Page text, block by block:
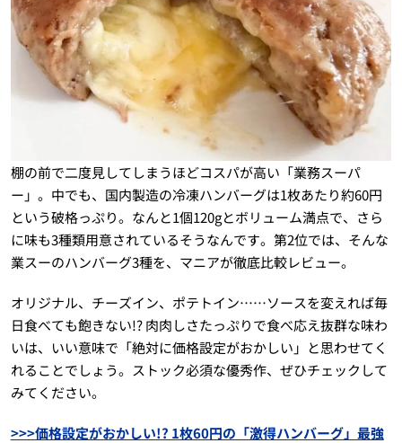
棚の前で二度見してしまうほどコスパが高い「業務スーパ
ー」。中でも、国内製造の冷凍ハンバーグは1枚あたり約60円
という破格っぷり。なんと1個120gとボリューム満点で、さら
に味も3種類用意されているそうなんです。第2位では、そんな
業スーのハンバーグ3種を、マニアが徹底比較レビュー。
オリジナル、チーズイン、ポテトイン……ソースを変えれば毎
日食べても飽きない!? 肉肉しさたっぷりで食べ応え抜群な味わ
いは、いい意味で「絶対に価格設定がおかしい」と思わせてく
れることでしょう。ストック必須な優秀作、ぜひチェックして
みてください。
>>>価格設定がおかしい!? 1枚60円の「激得ハンバーグ」最強